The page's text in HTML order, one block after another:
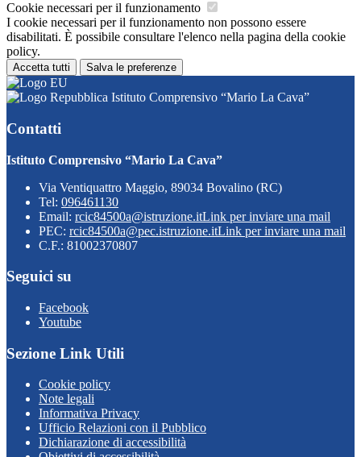
Cookie necessari per il funzionamento
I cookie necessari per il funzionamento non possono essere
disabilitati. È possibile consultare l'elenco nella pagina della cookie
policy.
Accetta tutti Salva le preferenze
Istituto Comprensivo “Mario La Cava”
Contatti
Istituto Comprensivo “Mario La Cava”
Via Ventiquattro Maggio, 89034 Bovalino (RC)
Tel: 096461130
Email: rcic84500a@istruzione.itLink per inviare una mail
PEC: rcic84500a@pec.istruzione.itLink per inviare una mail
C.F.: 81002370807
Seguici su
Facebook
Youtube
Sezione Link Utili
Cookie policy
Note legali
Informativa Privacy
Ufficio Relazioni con il Pubblico
Dichiarazione di accessibilità